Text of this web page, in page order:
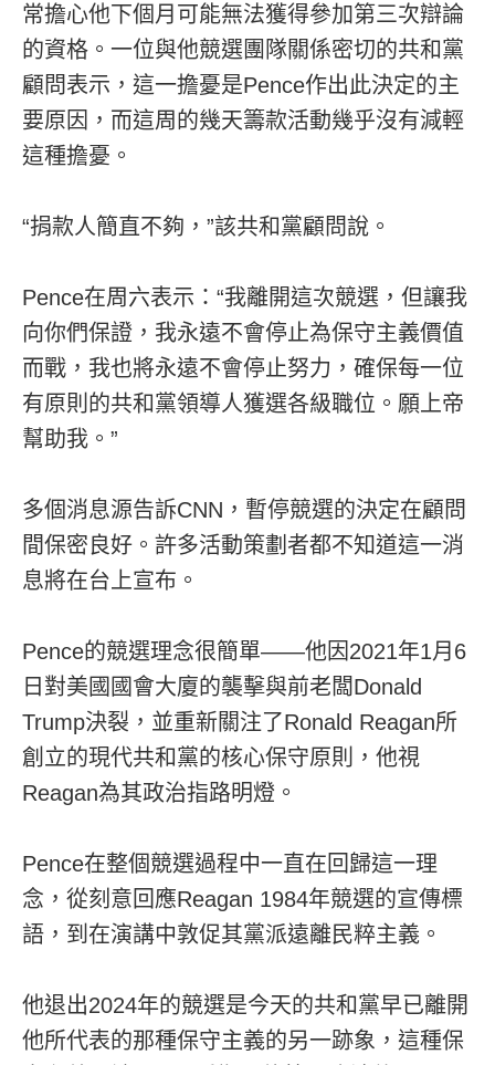
常擔心他下個月可能無法獲得參加第三次辯論
的資格。一位與他競選團隊關係密切的共和黨
顧問表示，這一擔憂是Pence作出此決定的主
要原因，而這周的幾天籌款活動幾乎沒有減輕
這種擔憂。
“捐款人簡直不夠，”該共和黨顧問說。
Pence在周六表示：“我離開這次競選，但讓我
向你們保證，我永遠不會停止為保守主義價值
而戰，我也將永遠不會停止努力，確保每一位
有原則的共和黨領導人獲選各級職位。願上帝
幫助我。”
多個消息源告訴CNN，暫停競選的決定在顧問
間保密良好。許多活動策劃者都不知道這一消
息將在台上宣布。
Pence的競選理念很簡單——他因2021年1月6
日對美國國會大廈的襲擊與前老闆Donald
Trump決裂，並重新關注了Ronald Reagan所
創立的現代共和黨的核心保守原則，他視
Reagan為其政治指路明燈。
Pence在整個競選過程中一直在回歸這一理
念，從刻意回應Reagan 1984年競選的宣傳標
語，到在演講中敦促其黨派遠離民粹主義。
他退出2024年的競選是今天的共和黨早已離開
他所代表的那種保守主義的另一跡象，這種保